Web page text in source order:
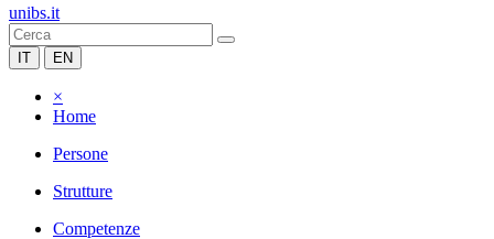
unibs.it
IT EN
×
Home
Persone
Strutture
Competenze